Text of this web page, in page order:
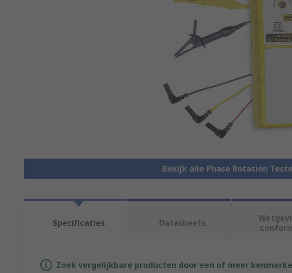
Bekijk alle Phase Rotation
Specificaties Datasheets
Zoek vergelijkbare producten door een of meer